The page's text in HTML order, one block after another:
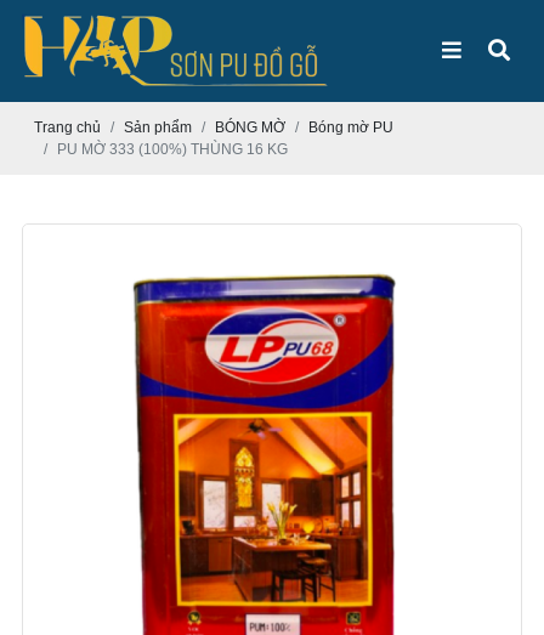
Trang chủ Sản phẩm BÓNG MỜ
Bóng mờ PU
PU MỜ 333 (100%) THÙNG 16 KG